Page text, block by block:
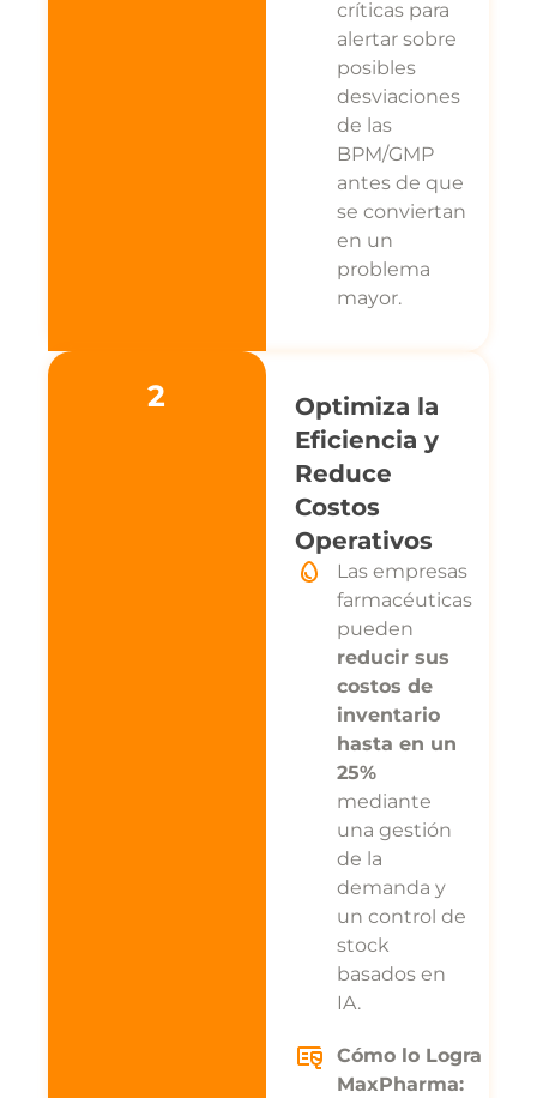
críticas para
alertar sobre
posibles
desviaciones
de las
BPM/GMP
antes de que
se conviertan
en un
problema
mayor.
2
Optimiza la
Eficiencia y
Reduce
Costos
Operativos
Las empresas
farmacéuticas
pueden
reducir sus
costos de
inventario
hasta en un
25%
mediante
una gestión
de la
demanda y
un control de
stock
basados en
IA.
Cómo lo Logra
MaxPharma: